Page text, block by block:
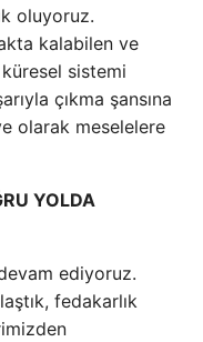
oluyoruz.
kalabilen ve
sistemi
çıkma şansına
olarak meselelere
YOLDA
ediyoruz.
fedakarlık